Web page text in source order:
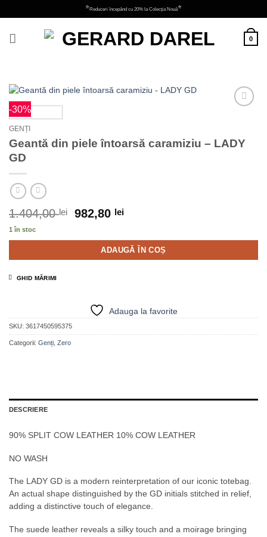
to
⭐Reduceri începând cu 20% la Colecția Nouă⭐
0
-30%
GENȚI
Geantă din piele întoarsă caramiziu – LADY
GD
1.404,00lei 982,80 lei
1 în stoc
ADAUGĂ ÎN COȘ
GHID MĂRIMI
Adauga la favorite
SKU: 3617450595375
Categorii: Genți Zero
DESCRIERE
90% SPLIT COW LEATHER 10% COW LEATHER
NO WASH
The LADY GD is a modern reinterpretation of our iconic totebag.
An actual shape distinguished by the GD initials stitched in relief,
adding a distinctive touch of elegance.
The suede leather reveals a silky touch and a moirage bringing